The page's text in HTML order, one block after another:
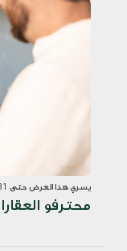
يسري هذا العرض حتى 31 ديسمبر 2026
محترفو